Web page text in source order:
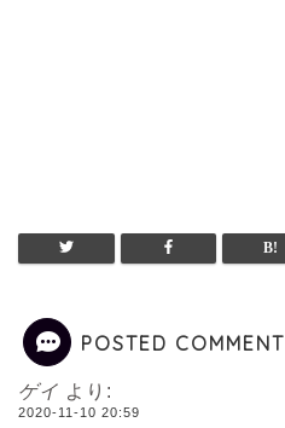
POSTED COMMENT
ゲイ より:
2020-11-10 20:59